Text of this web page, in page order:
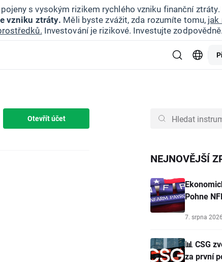
s vysokým rizikem rychlého vzniku finanční ztráty.
vzniku ztráty. Měli byste zvážit, zda rozumíte tomu, jak
Investování je rizikové. Investujte zodpovědně.
Otevřít účet
NEJNOVĚJŠÍ
Pohne
7. srpna 2026
📊 CSG
za první